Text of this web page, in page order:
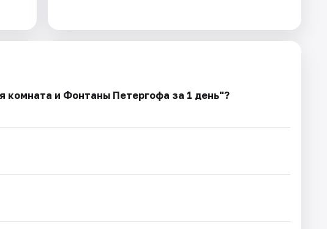
комната и Фонтаны Петергофа за 1 день"?